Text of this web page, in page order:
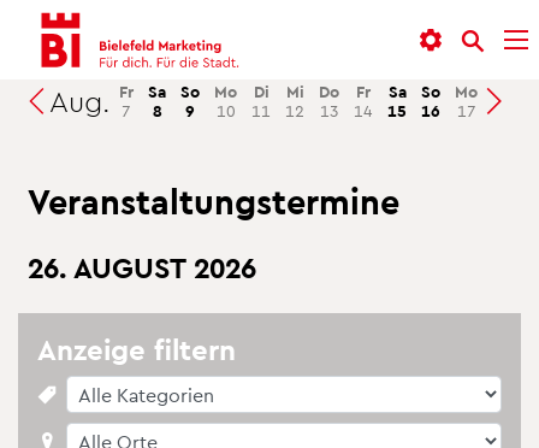
In­
halt
an­
sprin­
Menü
an­
sprin­
gen
Suche
an­
sprin­
gen
Suchen
Aug. Fr
7
Sa
8
So
9
Mo
10
Di
11
Mi
12
Do
13
Fr
14
Sa
15
So
16
Mo
17
Di
18
Ver­an­stal­tungs­ter­mi­ne
26. AU­GUST 2026
An­zei­ge fil­tern